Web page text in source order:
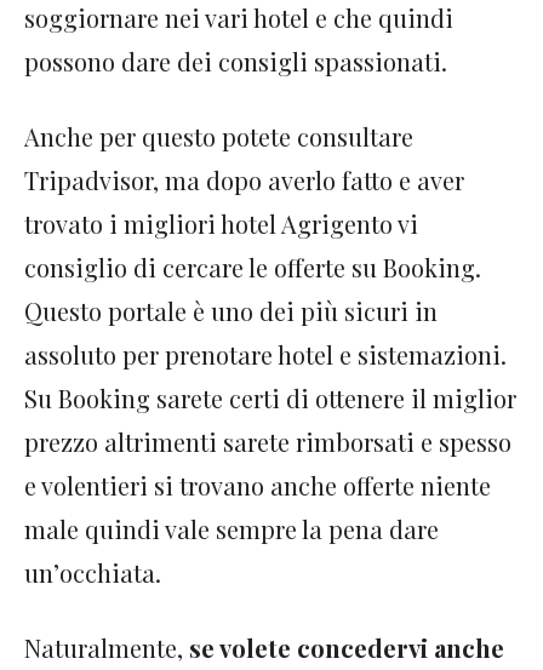
soggiornare nei vari hotel e che quindi
possono dare dei consigli spassionati.
Anche per questo potete consultare
Tripadvisor, ma dopo averlo fatto e aver
trovato i migliori hotel Agrigento vi
consiglio di cercare le offerte su Booking.
Questo portale è uno dei più sicuri in
assoluto per prenotare hotel e sistemazioni.
Su Booking sarete certi di ottenere il miglior
prezzo altrimenti sarete rimborsati e spesso
e volentieri si trovano anche offerte niente
male quindi vale sempre la pena dare
un’occhiata.
Naturalmente, se volete concedervi anche